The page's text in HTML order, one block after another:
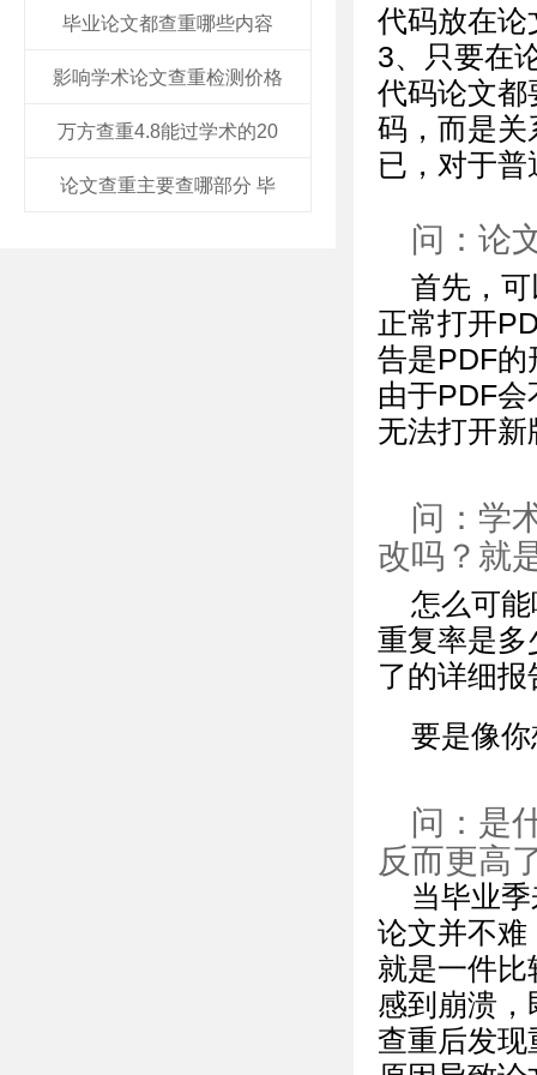
毕业论文都查重哪些内容
影响学术论文查重检测价格
万方查重4.8能过学术的20
论文查重主要查哪部分 毕
代码放在论
3、只要在
代码论文都
码，而是关
已，对于
问：论
首先，
正常打开
告是PDF的
由于PDF
无法打开新
问：学
改吗？就
怎么可
重复率是多
了的详细报
要是像
问：是
反而更高
当毕业
论文并不难
就是一件
感到崩溃
查重后发现